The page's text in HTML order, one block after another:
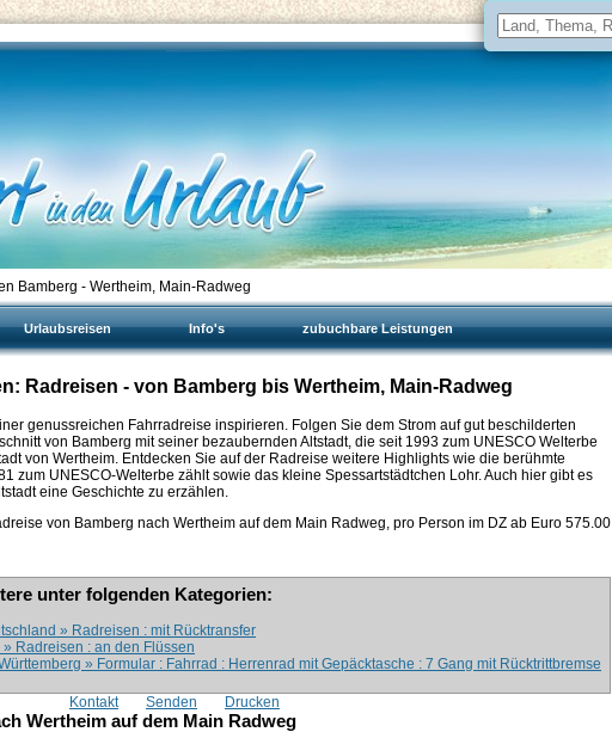
Bamberg - Wertheim, Main-Radweg
Urlaubsreisen Info's zubuchbare Leistungen
Radreisen - von Bamberg bis Wertheim, Main-Radweg
genussreichen Fahrradreise inspirieren. Folgen Sie dem Strom auf gut beschilderten
von Bamberg mit seiner bezaubernden Altstadt, die seit 1993 zum UNESCO Welterbe
von Wertheim. Entdecken Sie auf der Radreise weitere Highlights wie die berühmte
zum UNESCO-Welterbe zählt sowie das kleine Spessartstädtchen Lohr. Auch hier gibt es
eine Geschichte zu erzählen.
von Bamberg nach Wertheim auf dem Main Radweg, pro Person im DZ ab Euro 575.00
unter folgenden Kategorien:
» Radreisen : mit Rücktransfer
Radreisen : an den Flüssen
» Formular : Fahrrad : Herrenrad mit Gepäcktasche : 7 Gang mit Rücktrittbremse
Kontakt Senden Drucken
Wertheim auf dem Main Radweg